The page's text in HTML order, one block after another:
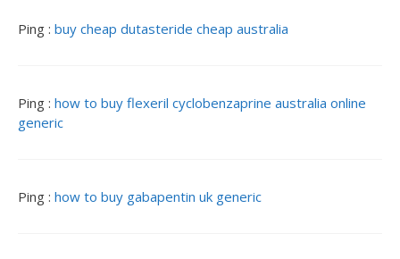
Ping : buy cheap dutasteride cheap australia
Ping : how to buy flexeril cyclobenzaprine australia online
generic
Ping : how to buy gabapentin uk generic